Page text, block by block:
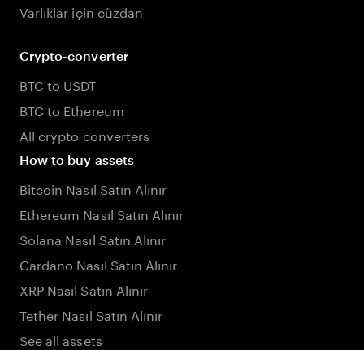
Varlıklar için cüzdan
Crypto-converter
BTC to USDT
BTC to Ethereum
All crypto converters
How to buy assets
Bitcoin Nasıl Satın Alınır
Ethereum Nasıl Satın Alınır
Solana Nasıl Satın Alınır
Cardano Nasıl Satın Alınır
XRP Nasıl Satın Alınır
Tether Nasıl Satın Alınır
See all assets